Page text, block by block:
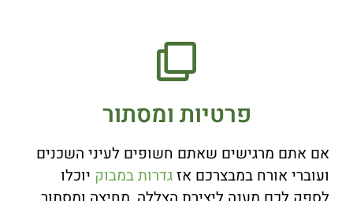
פרטיות ומסתור
אם אתם מרגישים שאתם חשופים לעיני השכנים
ועוברי אורח במבצרכם אזגדרות במבוק יוכלו